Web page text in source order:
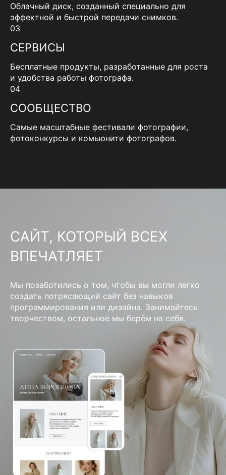
Облачный диск, созданный специально для
эффектной и быстрой передачи снимков.
03
СЕРВИСЫ
Бесплатные продукты, разработанные для роста
и удобства работы фотографа.
04
СООБЩЕСТВО
Самые масштабные фестивали фотографии,
фотоконкурсы и комьюнити фотографов.
САЙТ, КОТОРЫЙ ВСЕХ
ВПЕЧАТЛЯЕТ
Мы позаботились о том, чтобы вы могли легко
создать потрясающий сайт без навыков
программирования или дизайна. Занимайтесь
творчеством, остальное мы берём на себя.